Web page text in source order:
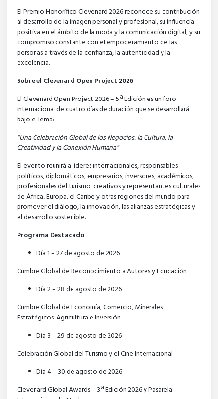
El Premio Honorífico Clevenard 2026 reconoce su contribución
al desarrollo de la imagen personal y profesional, su influencia
positiva en el ámbito de la moda y la comunicación digital, y su
compromiso constante con el empoderamiento de las
personas a través de la confianza, la autenticidad y la
excelencia.
Sobre el Clevenard Open Project 2026
El Clevenard Open Project 2026 – 5.ª Edición es un foro
internacional de cuatro días de duración que se desarrollará
bajo el lema:
“Una Celebración Global de los Negocios, la Cultura, la
Creatividad y la Conexión Humana”
El evento reunirá a líderes internacionales, responsables
políticos, diplomáticos, empresarios, inversores, académicos,
profesionales del turismo, creativos y representantes culturales
de África, Europa, el Caribe y otras regiones del mundo para
promover el diálogo, la innovación, las alianzas estratégicas y
el desarrollo sostenible.
Programa Destacado
Día 1 – 27 de agosto de 2026
Cumbre Global de Reconocimiento a Autores y Educación
Día 2 – 28 de agosto de 2026
Cumbre Global de Economía, Comercio, Minerales
Estratégicos, Agricultura e Inversión
Día 3 – 29 de agosto de 2026
Celebración Global del Turismo y el Cine Internacional
Día 4 – 30 de agosto de 2026
Clevenard Global Awards – 3.ª Edición 2026 y Pasarela